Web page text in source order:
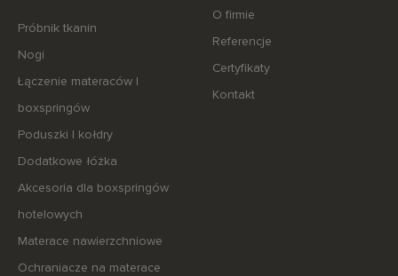
Próbnik tkanin
Nogi
Łączenie materaców I
boxspringów
Poduszki I kołdry
Dodatkowe łóżka
Akcesoria dla boxspringów
hotelowych
Materace nawierzchniowe
Ochraniacze na materace
O firmie
Referencje
Certyfikaty
Kontakt